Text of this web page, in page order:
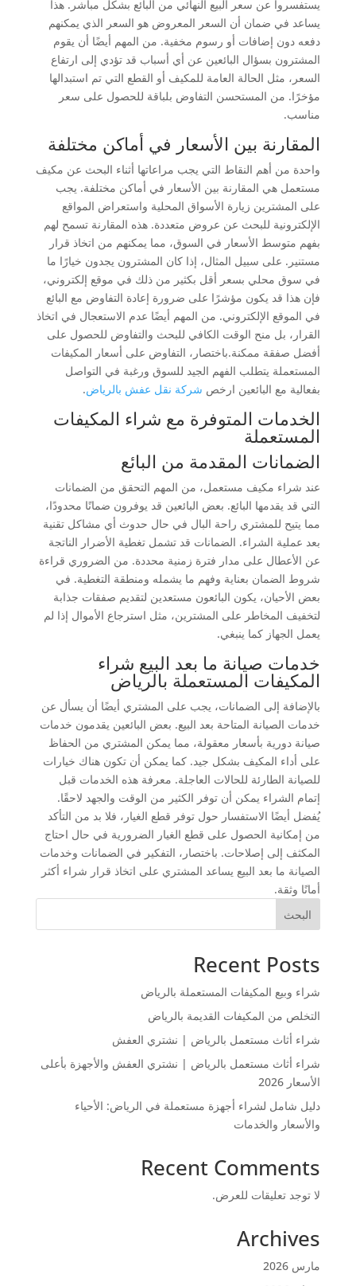
يستفسروا عن سعر البيع النهائي من البائع بشكل مباشر. هذا
يساعد في ضمان أن السعر المعروض هو السعر الذي يمكنهم
دفعه دون إضافات أو رسوم مخفية. من المهم أيضًا أن يقوم
المشترون بسؤال البائعين عن أي أسباب قد تؤدي إلى ارتفاع
السعر، مثل الحالة العامة للمكيف أو القطع التي تم استبدالها
مؤخرًا. من المستحسن التفاوض بلباقة للحصول على سعر
مناسب.
المقارنة بين الأسعار في أماكن مختلفة
واحدة من أهم النقاط التي يجب مراعاتها أثناء البحث عن مكيف
مستعمل هي المقارنة بين الأسعار في أماكن مختلفة. يجب
على المشترين زيارة الأسواق المحلية واستعراض المواقع
الإلكترونية للبحث عن عروض متعددة. هذه المقارنة تسمح لهم
بفهم متوسط الأسعار في السوق، مما يمكنهم من اتخاذ قرار
مستنير. على سبيل المثال، إذا كان المشترون يجدون خيارًا ما
في سوق محلي بسعر أقل بكثير من ذلك في موقع إلكتروني،
فإن هذا قد يكون مؤشرًا على ضرورة إعادة التفاوض مع البائع
في الموقع الإلكتروني. من المهم أيضًا عدم الاستعجال في اتخاذ
القرار، بل منح الوقت الكافي للبحث والتفاوض للحصول على
أفضل صفقة ممكنة.باختصار، التفاوض على أسعار المكيفات
المستعملة يتطلب الفهم الجيد للسوق ورغبة في التواصل
بفعالية مع البائعين ارخص شركة نقل عفش بالرياض.
الخدمات المتوفرة مع شراء المكيفات
المستعملة
الضمانات المقدمة من البائع
عند شراء مكيف مستعمل، من المهم التحقق من الضمانات
التي قد يقدمها البائع. بعض البائعين قد يوفرون ضمانًا محدودًا،
مما يتيح للمشتري راحة البال في حال حدوث أي مشاكل تقنية
بعد عملية الشراء. الضمانات قد تشمل تغطية الأضرار الناتجة
عن الأعطال على مدار فترة زمنية محددة. من الضروري قراءة
شروط الضمان بعناية وفهم ما يشمله ومنطقة التغطية. في
بعض الأحيان، يكون البائعون مستعدين لتقديم صفقات جذابة
لتخفيف المخاطر على المشترين، مثل استرجاع الأموال إذا لم
يعمل الجهاز كما ينبغي.
خدمات صيانة ما بعد البيع شراء
المكيفات المستعملة بالرياض
بالإضافة إلى الضمانات، يجب على المشتري أيضًا أن يسأل عن
خدمات الصيانة المتاحة بعد البيع. بعض البائعين يقدمون خدمات
صيانة دورية بأسعار معقولة، مما يمكن المشتري من الحفاظ
على أداء المكيف بشكل جيد. كما يمكن أن تكون هناك خيارات
للصيانة الطارئة للحالات العاجلة. معرفة هذه الخدمات قبل
إتمام الشراء يمكن أن توفر الكثير من الوقت والجهد لاحقًا.
يُفضل أيضًا الاستفسار حول توفر قطع الغيار، فلا بد من التأكد
من إمكانية الحصول على قطع الغيار الضرورية في حال احتاج
المكثف إلى إصلاحات. باختصار، التفكير في الضمانات وخدمات
الصيانة ما بعد البيع يساعد المشتري على اتخاذ قرار شراء أكثر
أمانًا وثقة.
البحث
Recent Posts
شراء وبيع المكيفات المستعملة بالرياض
التخلص من المكيفات القديمة بالرياض
شراء أثاث مستعمل بالرياض | نشتري العفش
شراء أثاث مستعمل بالرياض | نشتري العفش والأجهزة بأعلى
الأسعار 2026
دليل شامل لشراء أجهزة مستعملة في الرياض: الأحياء
والأسعار والخدمات
Recent Comments
لا توجد تعليقات للعرض.
Archives
مارس 2026